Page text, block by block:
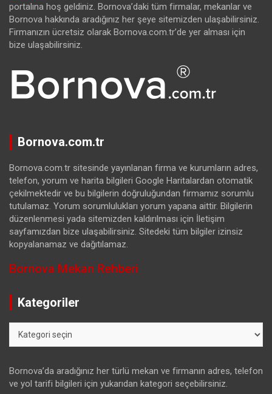
portalına hoş geldiniz. Bornova’daki tüm firmalar, mekanlar ve
Bornova hakkında aradığınız her şeye sitemizden ulaşabilirsiniz.
Firmanızın ücretsiz olarak Bornova.com.tr’de yer alması için
bize ulaşabilirsiniz.
Bornova.com.tr
Bornova.com.tr sitesinde yayınlanan firma ve kurumların adres,
telefon, yorum ve harita bilgileri Google Haritalardan otomatik
çekilmektedir ve bu bilgilerin doğruluğundan firmamız sorumlu
tutulamaz. Yorum sorumlulukları yorum yapana aittir. Bilgilerin
düzenlenmesi yada sitemizden kaldırılması için İletişim
sayfamızdan bize ulaşabilirsiniz. Sitedeki tüm bilgiler izinsiz
kopyalanamaz ve dağıtılamaz.
Bornova Mekan Rehberi
Kategoriler
Bornova’da aradığınız her türlü mekan ve firmanın adres, telefon
ve yol tarifi bilgileri için yukarıdan kategori seçebilirsiniz.